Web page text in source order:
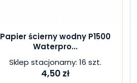
Papier ścierny wodny P1500
Waterpro...
Sklep stacjonarny: 16 szt.
4,50 zł